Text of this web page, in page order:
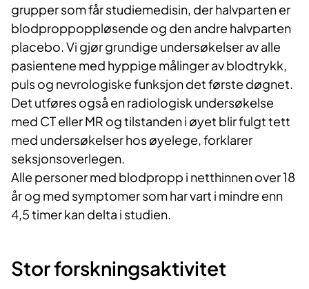
grupper som får studiemedisin, der halvparten er
blodproppoppløsende og den andre halvparten
placebo. Vi gjør grundige undersøkelser av alle
pasientene med hyppige målinger av blodtrykk,
puls og nevrologiske funksjon det første døgnet.
Det utføres også en radiologisk undersøkelse
med CT eller MR og tilstanden i øyet blir fulgt tett
med undersøkelser hos øyelege, forklarer
seksjonsoverlegen.
Alle personer med blodpropp i netthinnen over 18
år og med symptomer som har vart i mindre enn
4,5 timer kan delta i studien.
Stor forskningsaktivitet